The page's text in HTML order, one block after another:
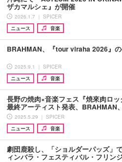
ザカマルシェ』が開催
2026.1.7 ｜ SPICER
ニュース
音楽
BRAHMAN、『tour viraha 2026』
2025.9.1 ｜ SPICER
ニュース
音楽
長野の焼肉×音楽フェス『焼來肉ロッ
最終アーティスト発表、BRAHMAN
2025.5.29 ｜ SPICER
ニュース
音楽
劇団鹿殺し、「ショルダーパッズ」
ィンバラ・フェスティバル・フリン